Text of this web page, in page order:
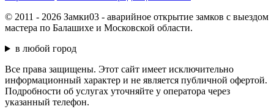
© 2011 - 2026 Замки03 - аварийное открытие замков с выездом
мастера по Балашихе и Московской области.
в любой город
Все права защищены. Этот сайт имеет исключительно
информационный характер и не является публичной офертой.
Подробности об услугах уточняйте у оператора через
указанный телефон.